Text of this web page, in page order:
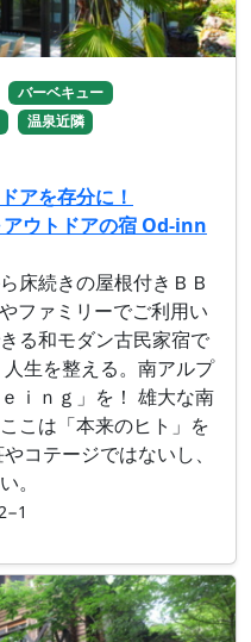
バーベキュー
温泉近隣
アを存分に！
アウトドアの宿 Od-inn
床続きの屋根付きＢＢ
ファミリーでご利用い
る和モダン古民家宿で
生を整える。南アルプ
ｉｎｇ」を！ 雄大な南
こは「本来のヒト」を
コテージではないし、
。